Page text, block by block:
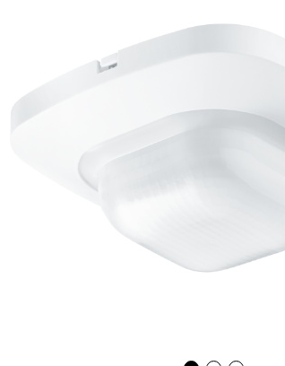
System­kom­po­nenten